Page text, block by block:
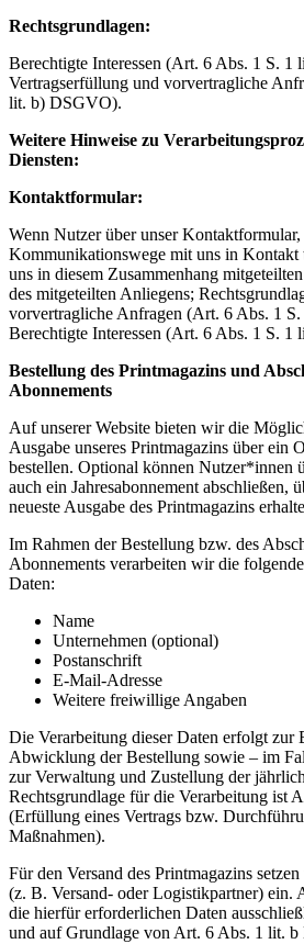
Rechtsgrundlagen:
Berechtigte Interessen (Art. 6 Abs. 1 S.
Vertragserfüllung und vorvertragliche
lit. b) DSGVO).
Weitere Hinweise zu
Diensten:
Kontaktformular:
Wenn Nutzer über unser
Kommunikationswege mit uns in Kontakt
uns in diesem Zusammenhang
des mitgeteilten Anliegens;
vorvertragliche Anfragen (Art. 6 Abs. 1
Berechtigte Interessen (Art. 6 Abs. 1 S.
Bestellung des Printmagazins und
Abonnements
Auf unserer Website bieten wir die
Ausgabe unseres Printmagazins über ein
bestellen. Optional können Nutzer*innen
auch ein Jahresabonnement abschließen,
neueste Ausgabe des Printmagazins
Im Rahmen der Bestellung bzw. des
Abonnements verarbeiten wir die
Daten:
Name
Unternehmen (optional)
Postanschrift
E-Mail-Adresse
Weitere freiwillige Angaben
Die Verarbeitung dieser Daten erfolgt zur
Abwicklung der Bestellung sowie – im
zur Verwaltung und Zustellung der
Rechtsgrundlage für die Verarbeitung ist
(Erfüllung eines Vertrags bzw.
Maßnahmen).
Für den Versand des Printmagazins
(z. B. Versand- oder Logistikpartner) ein.
die hierfür erforderlichen Daten
und auf Grundlage von Art. 6 Abs. 1 lit.